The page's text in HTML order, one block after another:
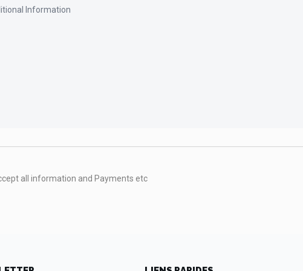
all information and Payments etc